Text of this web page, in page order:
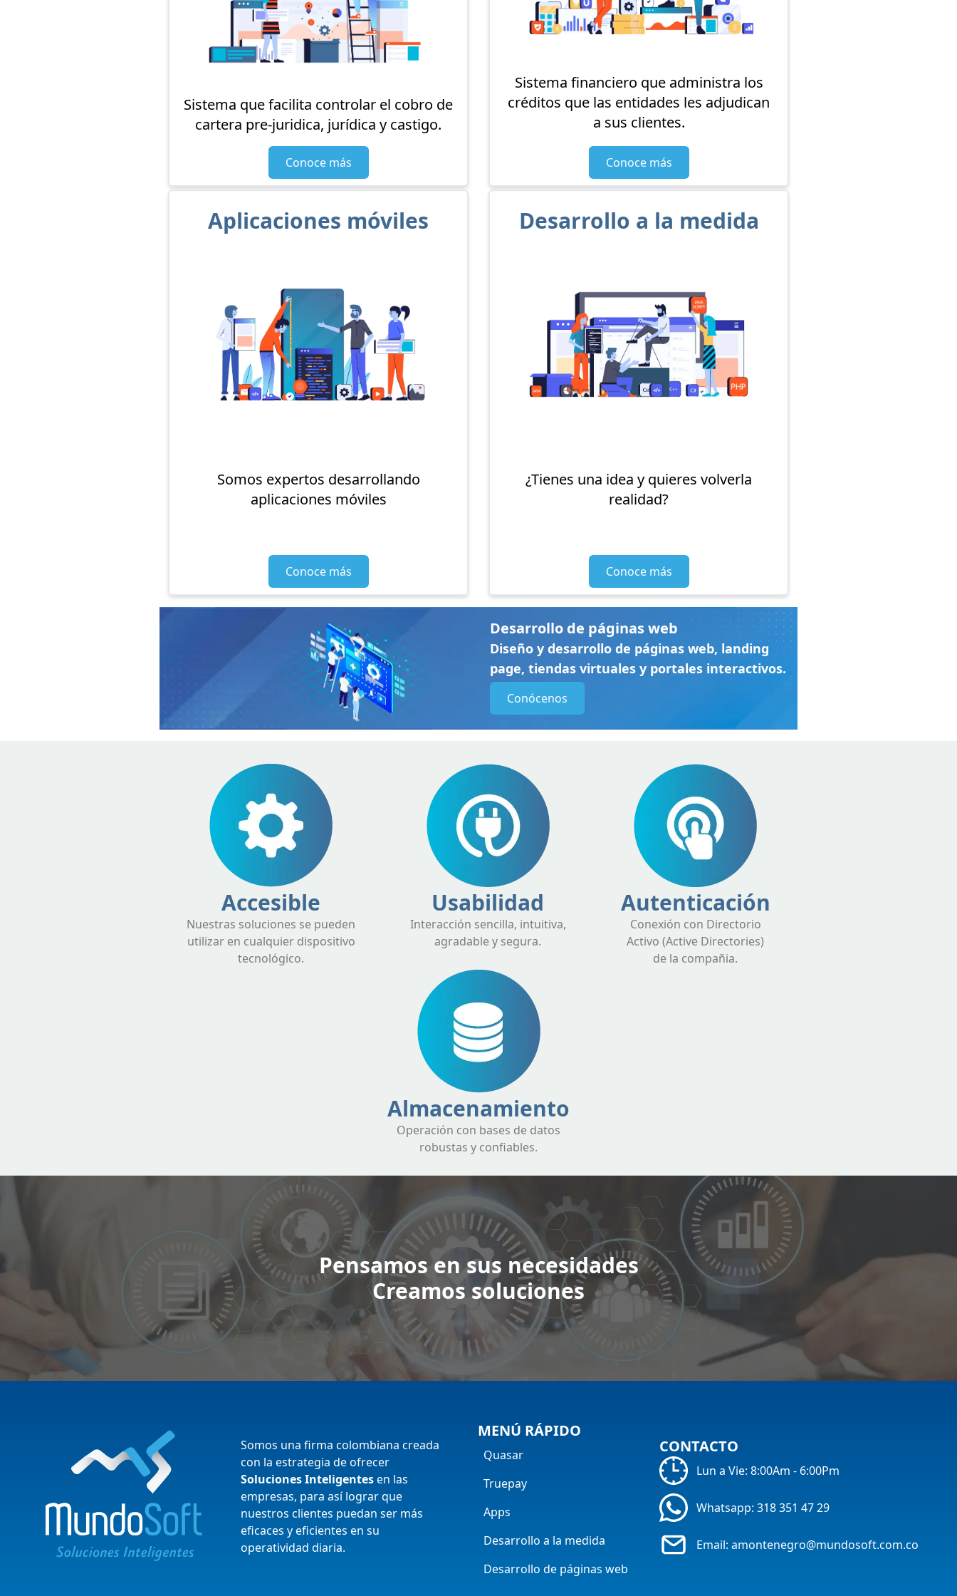
Sistema que facilita controlar el cobro de
cartera pre-juridica, jurídica y castigo.
Conoce más
Sistema financiero que administra los
créditos que las entidades les adjudican
a sus clientes.
Conoce más
Aplicaciones móviles
Somos expertos desarrollando
aplicaciones móviles
Conoce más
Desarrollo a la medida
¿Tienes una idea y quieres volverla
realidad?
Conoce más
Desarrollo de páginas web
Diseño y desarrollo de páginas web, landing
page, tiendas virtuales y portales interactivos.
Conócenos
Accesible
Nuestras soluciones se pueden
utilizar en cualquier dispositivo
tecnológico.
Usabilidad
Interacción sencilla, intuitiva,
agradable y segura.
Autenticación
Conexión con Directorio
Activo (Active Directories)
de la compañia.
Almacenamiento
Operación con bases de datos
robustas y confiables.
Pensamos en sus necesidades
Creamos soluciones
Somos una firma colombiana creada
con la estrategia de ofrecer
Soluciones Inteligentesen las
empresas, para así lograr que
nuestros clientes puedan ser más
eficaces y eficientes en su
operatividad diaria.
MENÚ RÁPIDO
Quasar
Truepay
Apps
Desarrollo a la medida
Desarrollo de páginas web
CONTACTO
Lun a Vie: 8:00Am - 6:00Pm
Whatsapp: 318 351 47 29
Email: amontenegro@mundosoft.com.co